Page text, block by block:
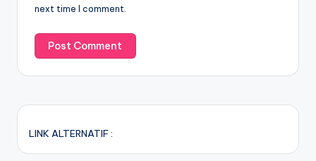
next time I comment.
LINK ALTERNATIF :